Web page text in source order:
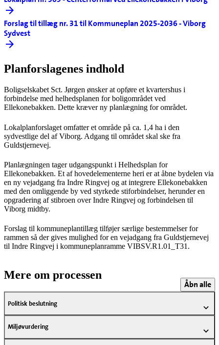
Forslag til tillæg nr. 31 til Kommuneplan 2025-2036 - Viborg
Sydvest
Planforslagenes indhold
Boligselskabet Sct. Jørgen ønsker at opføre et kvartershus i
forbindelse med helhedsplanen for boligområdet ved
Ellekonebakken. Dette kræver ny planlægning for området.
Lokalplanforslaget omfatter et område på ca. 1,4 ha i den
sydvestlige del af Viborg. Adgang til området skal ske fra
Guldstjernevej.
Planlægningen tager udgangspunkt i Helhedsplan for
Ellekonebakken. Et af hovedelementerne heri er at åbne bydelen via
en ny vejadgang fra Indre Ringvej og at integrere Ellekonebakken
med den omliggende by ved styrkede stiforbindelser, herunder en
opgradering af stibroen over Indre Ringvej og forbindelsen til
Viborg midtby.
Forslag til kommuneplantillæg tilføjer særlige bestemmelser for
rammen så der gives mulighed for en vejadgang fra Guldstjernevej
til Indre Ringvej i kommuneplanramme VIBSV.R1.01_T31.
Mere om processen
Åbn alle
Politisk beslutning
Miljøvurdering